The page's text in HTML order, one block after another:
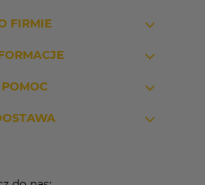
FIRMIE
POMOC